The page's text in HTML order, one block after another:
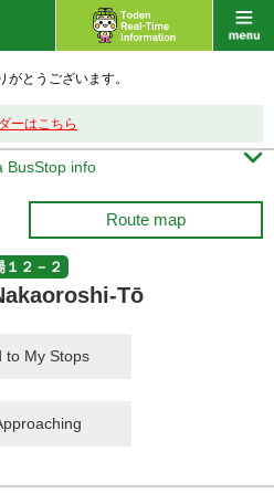
とうございます。
ーはこちら
BusStop info 
Route map
１２－２
Tō
to My Stops